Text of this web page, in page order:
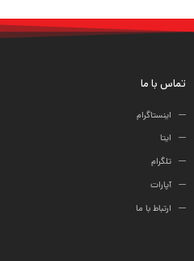
تماس با ما
اینستاگرام
ایتا
تلگرام
آپارات
ارتباط با ما